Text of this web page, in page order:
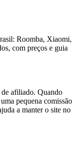
Roomba, Xiaomi,
com preços e guia
de afiliado. Quando
pequena comissão
a manter o site no